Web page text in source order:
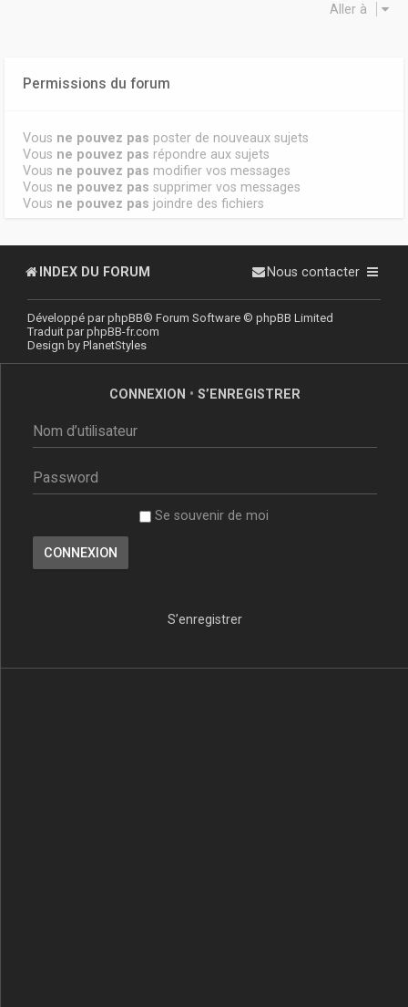
Aller à
Permissions du forum
Vous ne pouvez pas poster de nouveaux sujets
Vous ne pouvez pas répondre aux sujets
Vous ne pouvez pas modifier vos messages
Vous ne pouvez pas supprimer vos messages
Vous ne pouvez pas joindre des fichiers
INDEX DU FORUM Nous contacter
Développé parphpBB® Forum Software © phpBB Limited
Traduit parphpBB-fr.com
Design by PlanetStyles
CONNEXION • S’ENREGISTRER
Se souvenir de moi
S’enregistrer